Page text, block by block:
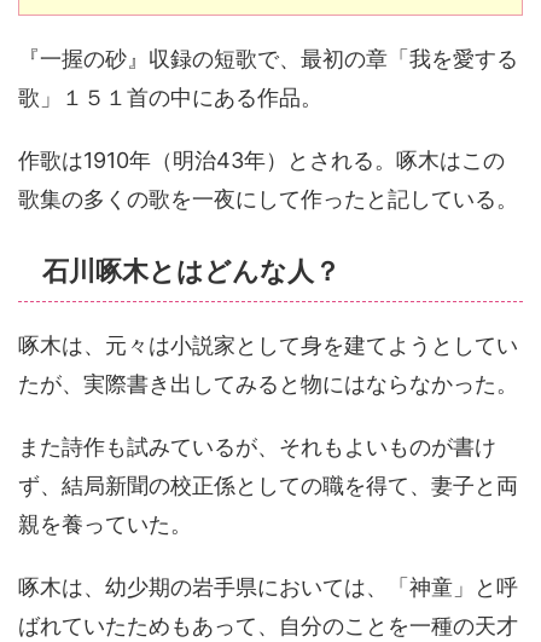
『一握の砂』収録の短歌で、最初の章「我を愛する
歌」１５１首の中にある作品。
作歌は1910年（明治43年）
とされる。啄木はこの
歌集の多くの歌を一夜にして作ったと記している。
石川啄木とはどんな人？
啄木は、元々は小説家として身を建てようとしてい
たが、実際書き出してみると物にはならなかった。
また詩作も試みているが、それもよいものが書け
ず、結局新聞の校正係としての職を得て、妻子と両
親を養っていた。
啄木は、幼少期の岩手県においては、「神童」と呼
ばれていたためもあって、自分のことを一種の天才